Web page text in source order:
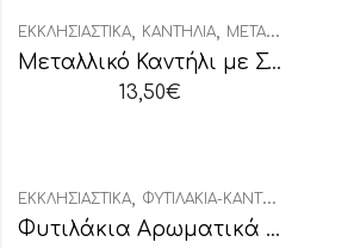
ΕΚΚΛΗΣΙΑΣΤΙΚΆ, ΚΑΝΤΉΛΙΑ, ΜΕΤΑΛΛΙΚΆ ΚΑΝΤΉΛΙΑ
Μεταλλικό Καντήλι με Σταυρό
13,50€
ΕΚΚΛΗΣΙΑΣΤΙΚΆ, ΦΥΤΙΛΆΚΙΑ-ΚΑΝΤΗΛΉΘΡΕΣ
Φυτιλάκια Αρωματικά Βυζαντινό